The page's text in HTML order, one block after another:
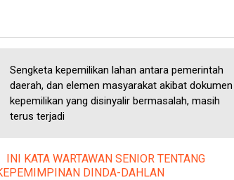
Sengketa kepemilikan lahan antara pemerintah
daerah, dan elemen masyarakat akibat dokumen
kepemilikan yang disinyalir bermasalah, masih
terus terjadi
INI KATA WARTAWAN SENIOR TENTANG
DINDA-DAHLAN